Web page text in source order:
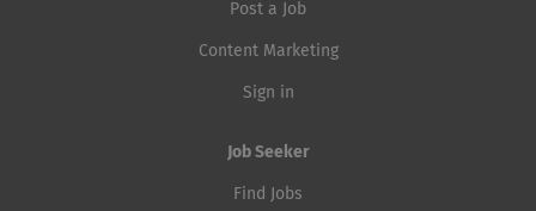
Post a Job
Content Marketing
Sign in
Job Seeker
Find Jobs